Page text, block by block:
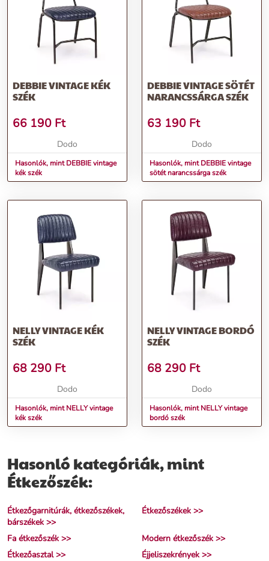
DEBBIE VINTAGE KÉK
SZÉK
66 190 Ft
Dodo
Hasonlók, mint DEBBIE vintage
kék szék
DEBBIE VINTAGE SÖTÉT
NARANCSSÁRGA SZÉK
63 190 Ft
Dodo
Hasonlók, mint DEBBIE vintage
sötét narancssárga szék
NELLY VINTAGE KÉK
SZÉK
68 290 Ft
Dodo
Hasonlók, mint NELLY vintage
kék szék
NELLY VINTAGE BORDÓ
SZÉK
68 290 Ft
Dodo
Hasonlók, mint NELLY vintage
bordó szék
Hasonló kategóriák, mint
Étkezőszék:
Étkezőgarnitúrák, étkezőszékek,
bárszékek >>
Étkezőszékek >>
Fa étkezőszék >>
Modern étkezőszék >>
Étkezőasztal >>
Éjjeliszekrények >>